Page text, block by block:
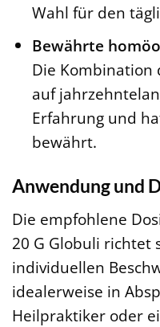
Wahl für den
Bewährte
Die
auf
Erfahrung und
bewährt.
Anwendung und
Die empfohlene
20 G Globuli richtet
individuellen
idealerweise in
Heilpraktiker oder